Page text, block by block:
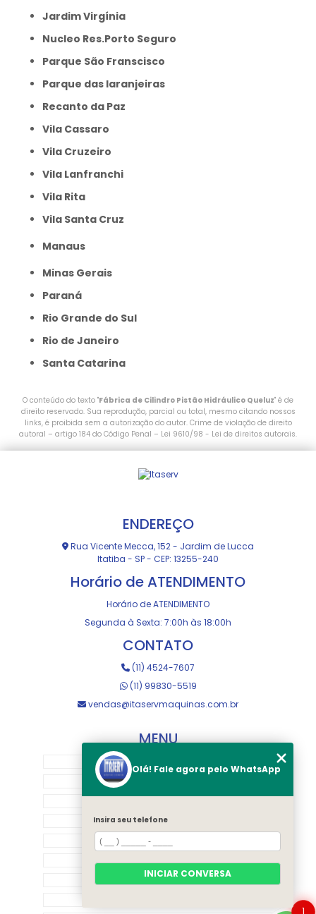
Jardim Virgínia
Nucleo Res.Porto Seguro
Parque São Franscisco
Parque das laranjeiras
Recanto da Paz
Vila Cassaro
Vila Cruzeiro
Vila Lanfranchi
Vila Rita
Vila Santa Cruz
Manaus
Minas Gerais
Paraná
Rio Grande do Sul
Rio de Janeiro
Santa Catarina
O conteúdo do texto "Fábrica de Cilindro Pistão Hidráulico Queluz" é de
direito reservado. Sua reprodução, parcial ou total, mesmo citando nossos
links, é proibida sem a autorização do autor. Crime de violação de direito
autoral – artigo 184 do Código Penal – Lei 9610/98 - Lei de direitos autorais.
ENDEREÇO
Rua Vicente Mecca, 152 - Jardim de Lucca
Itatiba - SP - CEP: 13255-240
Horário de ATENDIMENTO
Horário de ATENDIMENTO
Segunda à Sexta: 7:00h às 18:00h
CONTATO
(11) 4524-7607
(11) 99830-5519
vendas@itaservmaquinas.com.br
MENU
MANUTENÇÃO E USINAGEM
LOJA
EQUIPAMENTOS
RASTREAMENTO
CONTATO
1
Olá! Fale agora pelo WhatsApp
Insira seu telefone
INICIAR CONVERSA